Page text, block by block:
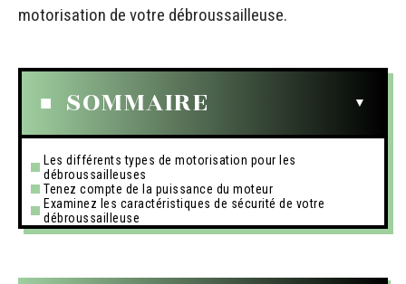
motorisation de votre débroussailleuse.
SOMMAIRE
Les différents types de motorisation pour les
débroussailleuses
Tenez compte de la puissance du moteur
Examinez les caractéristiques de sécurité de votre
débroussailleuse